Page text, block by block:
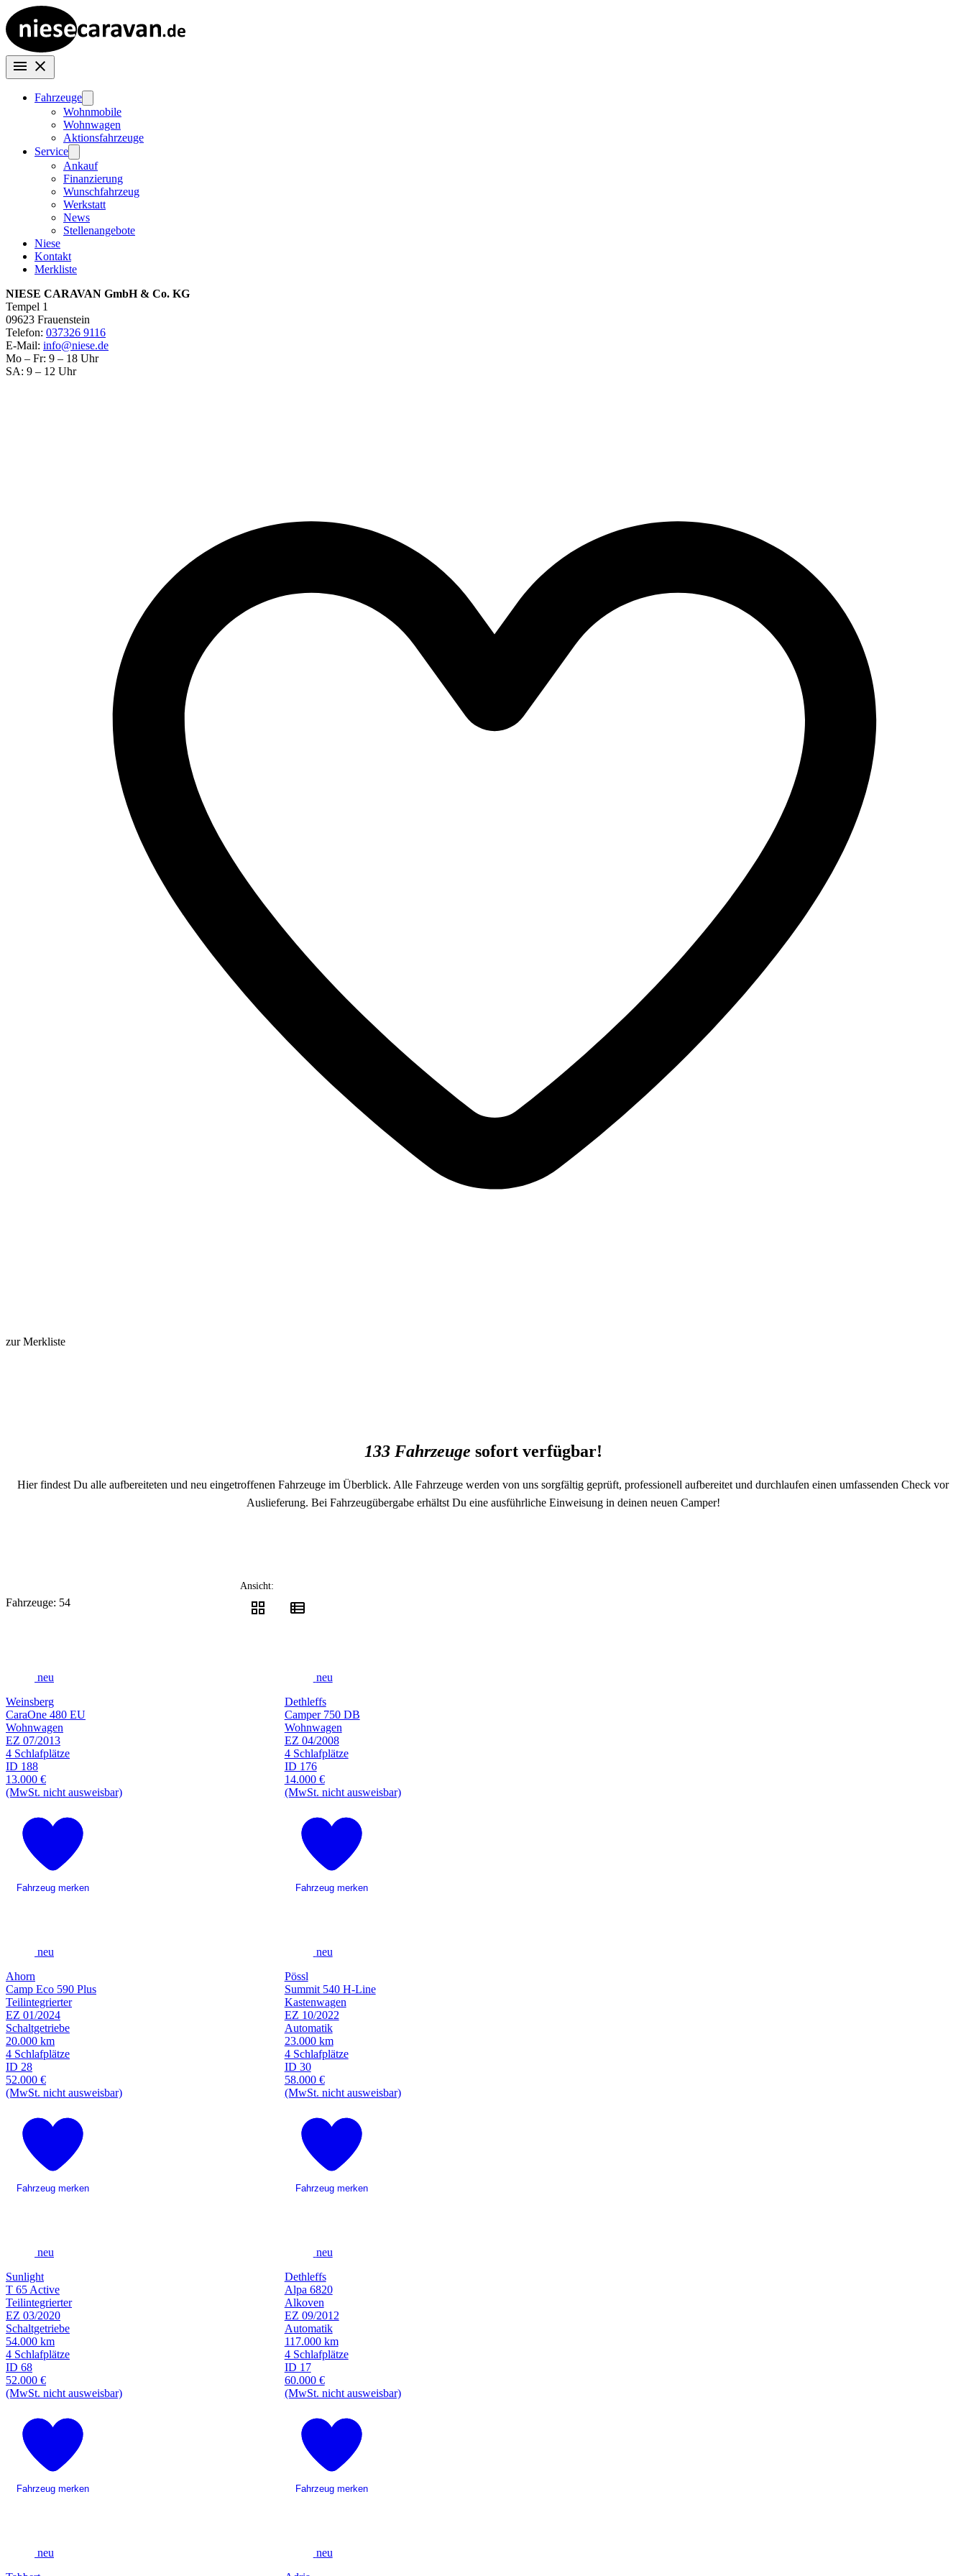
Fahrzeuge
Wohnmobile
Wohnwagen
Aktionsfahrzeuge
Service
Ankauf
Finanzierung
Wunschfahrzeug
Werkstatt
News
Stellenangebote
Niese
Kontakt
Merkliste
NIESE CARAVAN GmbH & Co. KG
Tempel 1
09623 Frauenstein
Telefon: 037326 9116
E-Mail: info@niese.de
Mo – Fr: 9 – 18 Uhr
SA: 9 – 12 Uhr
zur Merkliste
133 Fahrzeuge sofort verfügbar!
Hier findest Du alle aufbereiteten und neu eingetroffenen Fahrzeuge im Überblick. Alle Fahrzeuge werden von uns sorgfältig geprüft, professionell aufbereitet und durchlaufen einen umfassenden Check vor
Auslieferung. Bei Fahrzeugübergabe erhältst Du eine ausführliche Einweisung in deinen neuen Camper!
Fahrzeuge: 54
Ansicht:
neu
Weinsberg
CaraOne 480 EU
Wohnwagen
EZ 07/2013
4 Schlafplätze
ID 188
13.000 €
(MwSt. nicht ausweisbar)
Fahrzeug merken
neu
Dethleffs
Camper 750 DB
Wohnwagen
EZ 04/2008
4 Schlafplätze
ID 176
14.000 €
(MwSt. nicht ausweisbar)
Fahrzeug merken
neu
Ahorn
Camp Eco 590 Plus
Teilintegrierter
EZ 01/2024
Schaltgetriebe
20.000 km
4 Schlafplätze
ID 28
52.000 €
(MwSt. nicht ausweisbar)
Fahrzeug merken
neu
Pössl
Summit 540 H-Line
Kastenwagen
EZ 10/2022
Automatik
23.000 km
4 Schlafplätze
ID 30
58.000 €
(MwSt. nicht ausweisbar)
Fahrzeug merken
neu
Sunlight
T 65 Active
Teilintegrierter
EZ 03/2020
Schaltgetriebe
54.000 km
4 Schlafplätze
ID 68
52.000 €
(MwSt. nicht ausweisbar)
Fahrzeug merken
neu
Dethleffs
Alpa 6820
Alkoven
EZ 09/2012
Automatik
117.000 km
4 Schlafplätze
ID 17
60.000 €
(MwSt. nicht ausweisbar)
Fahrzeug merken
neu
neu